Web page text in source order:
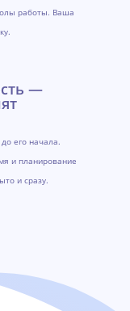
работы. Ваша
—
его начала.
и планирование
и сразу.